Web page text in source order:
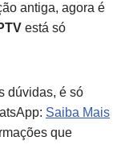
antiga, agora é
está só
dúvidas, é só
Saiba Mais
que